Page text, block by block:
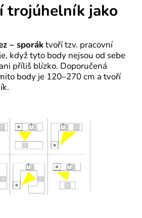
trojúhelník jako
– sporáktvoří tzv. pracovní
když tyto body nejsou od sebe
příliš blízko. Doporučená
body je 120–270 cm a tvoří